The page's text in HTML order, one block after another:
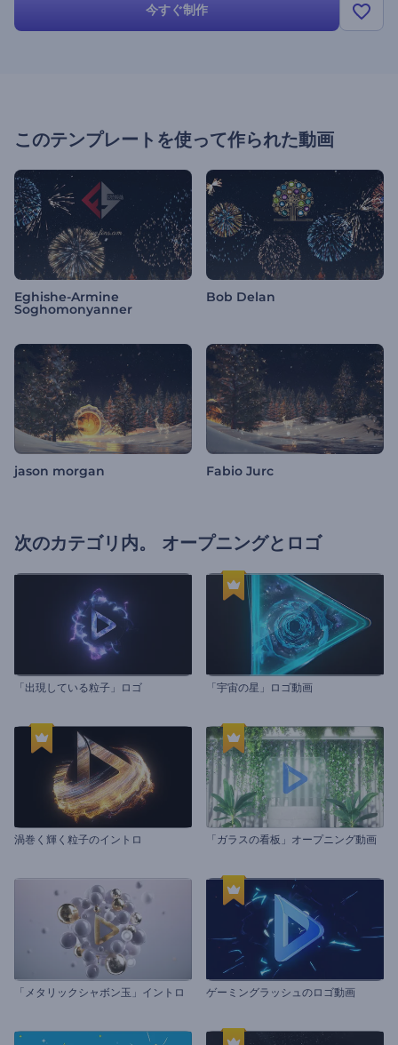
今すぐ制作
このテンプレートを使って作られた動画
Eghishe-Armine
Soghomonyanner
Bob Delan
jason morgan Fabio Jurc
次のカテゴリ内。 オープニングとロゴ
「出現している粒子」ロゴ 「宇宙の星」ロゴ動画
渦巻く輝く粒子のイントロ 「ガラスの看板」オープニング動画
「メタリックシャボン玉」イントロ ゲーミングラッシュのロゴ動画